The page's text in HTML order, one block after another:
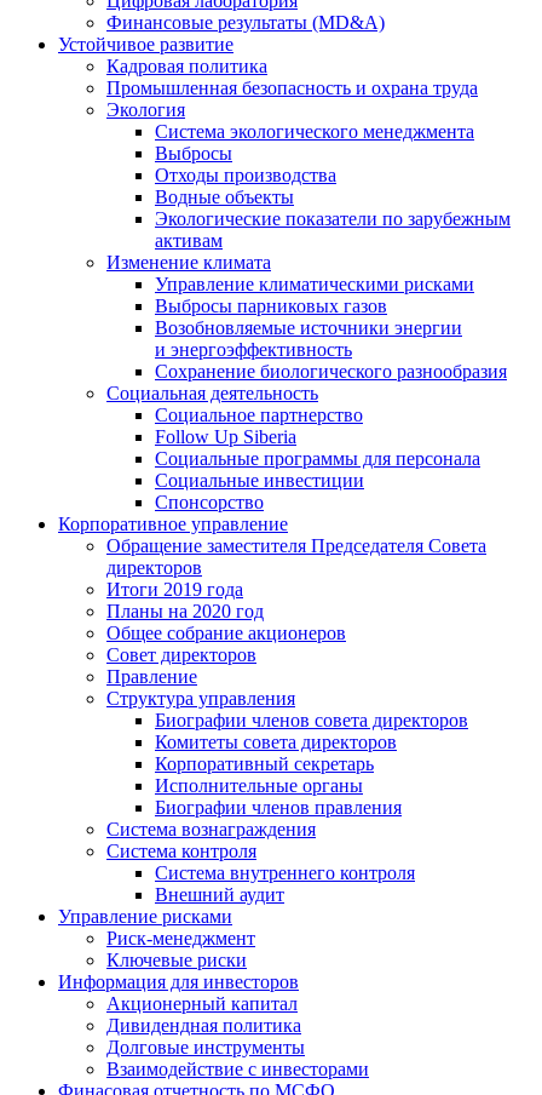
Финансовые результаты (MD&A)
Устойчивое развитие
Кадровая политика
Промышленная безопасность и охрана труда
Экология
Система экологического менеджмента
Выбросы
Отходы производства
Водные объекты
Экологические показатели по зарубежным
активам
Изменение климата
Управление климатическими рисками
Выбросы парниковых газов
Возобновляемые источники энергии
и энергоэффективность
Сохранение биологического разнообразия
Социальная деятельность
Социальное партнерство
Follow Up Siberia
Социальные программы для персонала
Социальные инвестиции
Спонсорство
Корпоративное управление
Обращение заместителя Председателя Совета
директоров
Итоги 2019 года
Планы на 2020 год
Общее собрание акционеров
Совет директоров
Правление
Структура управления
Биографии членов совета директоров
Комитеты совета директоров
Корпоративный секретарь
Исполнительные органы
Биографии членов правления
Система вознаграждения
Система контроля
Система внутреннего контроля
Внешний аудит
Управление рисками
Риск-менеджмент
Ключевые риски
Информация для инвесторов
Акционерный капитал
Дивидендная политика
Долговые инструменты
Взаимодействие с инвеcторами
Финасовая отчетность по МСФО